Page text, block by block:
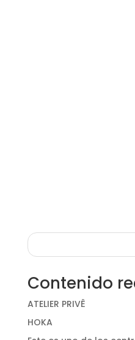
Contenido
ATELIER PRIVÊ
HOKA